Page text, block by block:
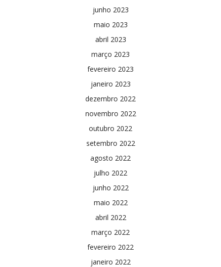
junho 2023
maio 2023
abril 2023
março 2023
fevereiro 2023
janeiro 2023
dezembro 2022
novembro 2022
outubro 2022
setembro 2022
agosto 2022
julho 2022
junho 2022
maio 2022
abril 2022
março 2022
fevereiro 2022
janeiro 2022